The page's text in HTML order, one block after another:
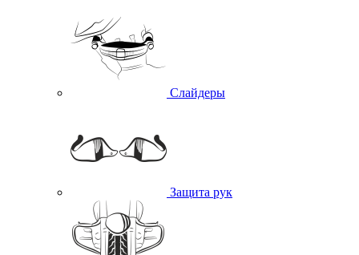
Слайдеры
Защита рук